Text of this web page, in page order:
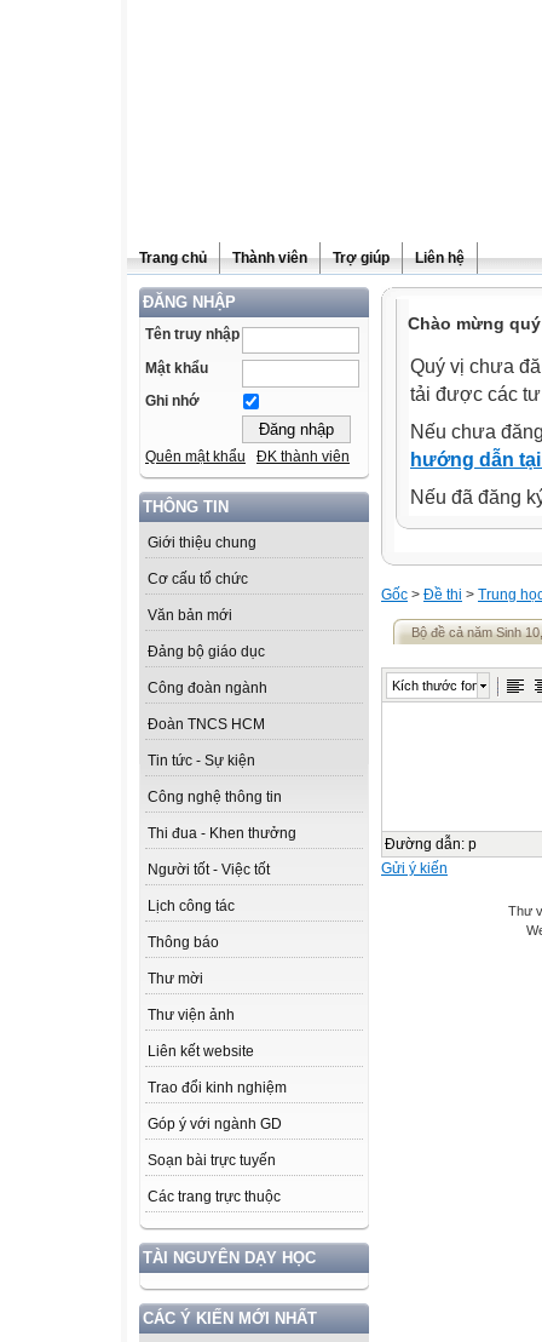
Trang chủ Thành viên Trợ giúp Liên hệ
ĐĂNG NHẬP
Tên truy nhập
Mật khẩu
Ghi nhớ
Quên mật khẩu ĐK thành viên
THÔNG TIN
Giới thiệu chung
Cơ cấu tổ chức
Văn bản mới
Đảng bộ giáo dục
Công đoàn ngành
Đoàn TNCS HCM
Tin tức - Sự kiện
Công nghệ thông tin
Thi đua - Khen thưởng
Người tốt - Việc tốt
Lịch công tác
Thông báo
Thư mời
Thư viện ảnh
Liên kết website
Trao đổi kinh nghiệm
Góp ý với ngành GD
Soạn bài trực tuyến
Các trang trực thuộc
TÀI NGUYÊN DẠY HỌC
CÁC Ý KIẾN MỚI NHẤT
Chào mừng
Quý vị chưa
tải được các
Nếu chưa
hướng dẫn
Nếu đã đăng
Gốc > Đề thi > Trung
Bộ đề cả năm Sinh
Kích thước font
Đường dẫn: p
Gửi ý kiến
Thư